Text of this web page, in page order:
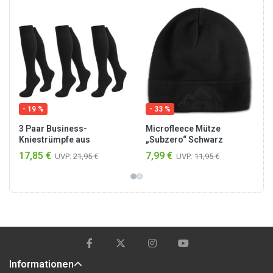
- 19 %
3 Paar Business-
Kniestrümpfe aus
Baumwolle Schwarz
17,85 € UVP: 21,95 €
- 33 %
Microfleece Mütze
„Subzero“ Schwarz
7,99 € UVP: 11,95 €
Informationen